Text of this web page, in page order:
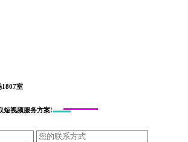
1807室
短视频服务方案!